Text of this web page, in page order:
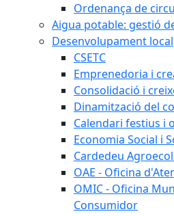
Ordenança de
Aigua potable: gestió
Desenvolupament local
CSETC
Emprenedoria i
Consolidació i
Dinamització del
Calendari festius i
Economia Social i
Cardedeu
OAE - Oficina
OMIC - Oficina
Consumidor